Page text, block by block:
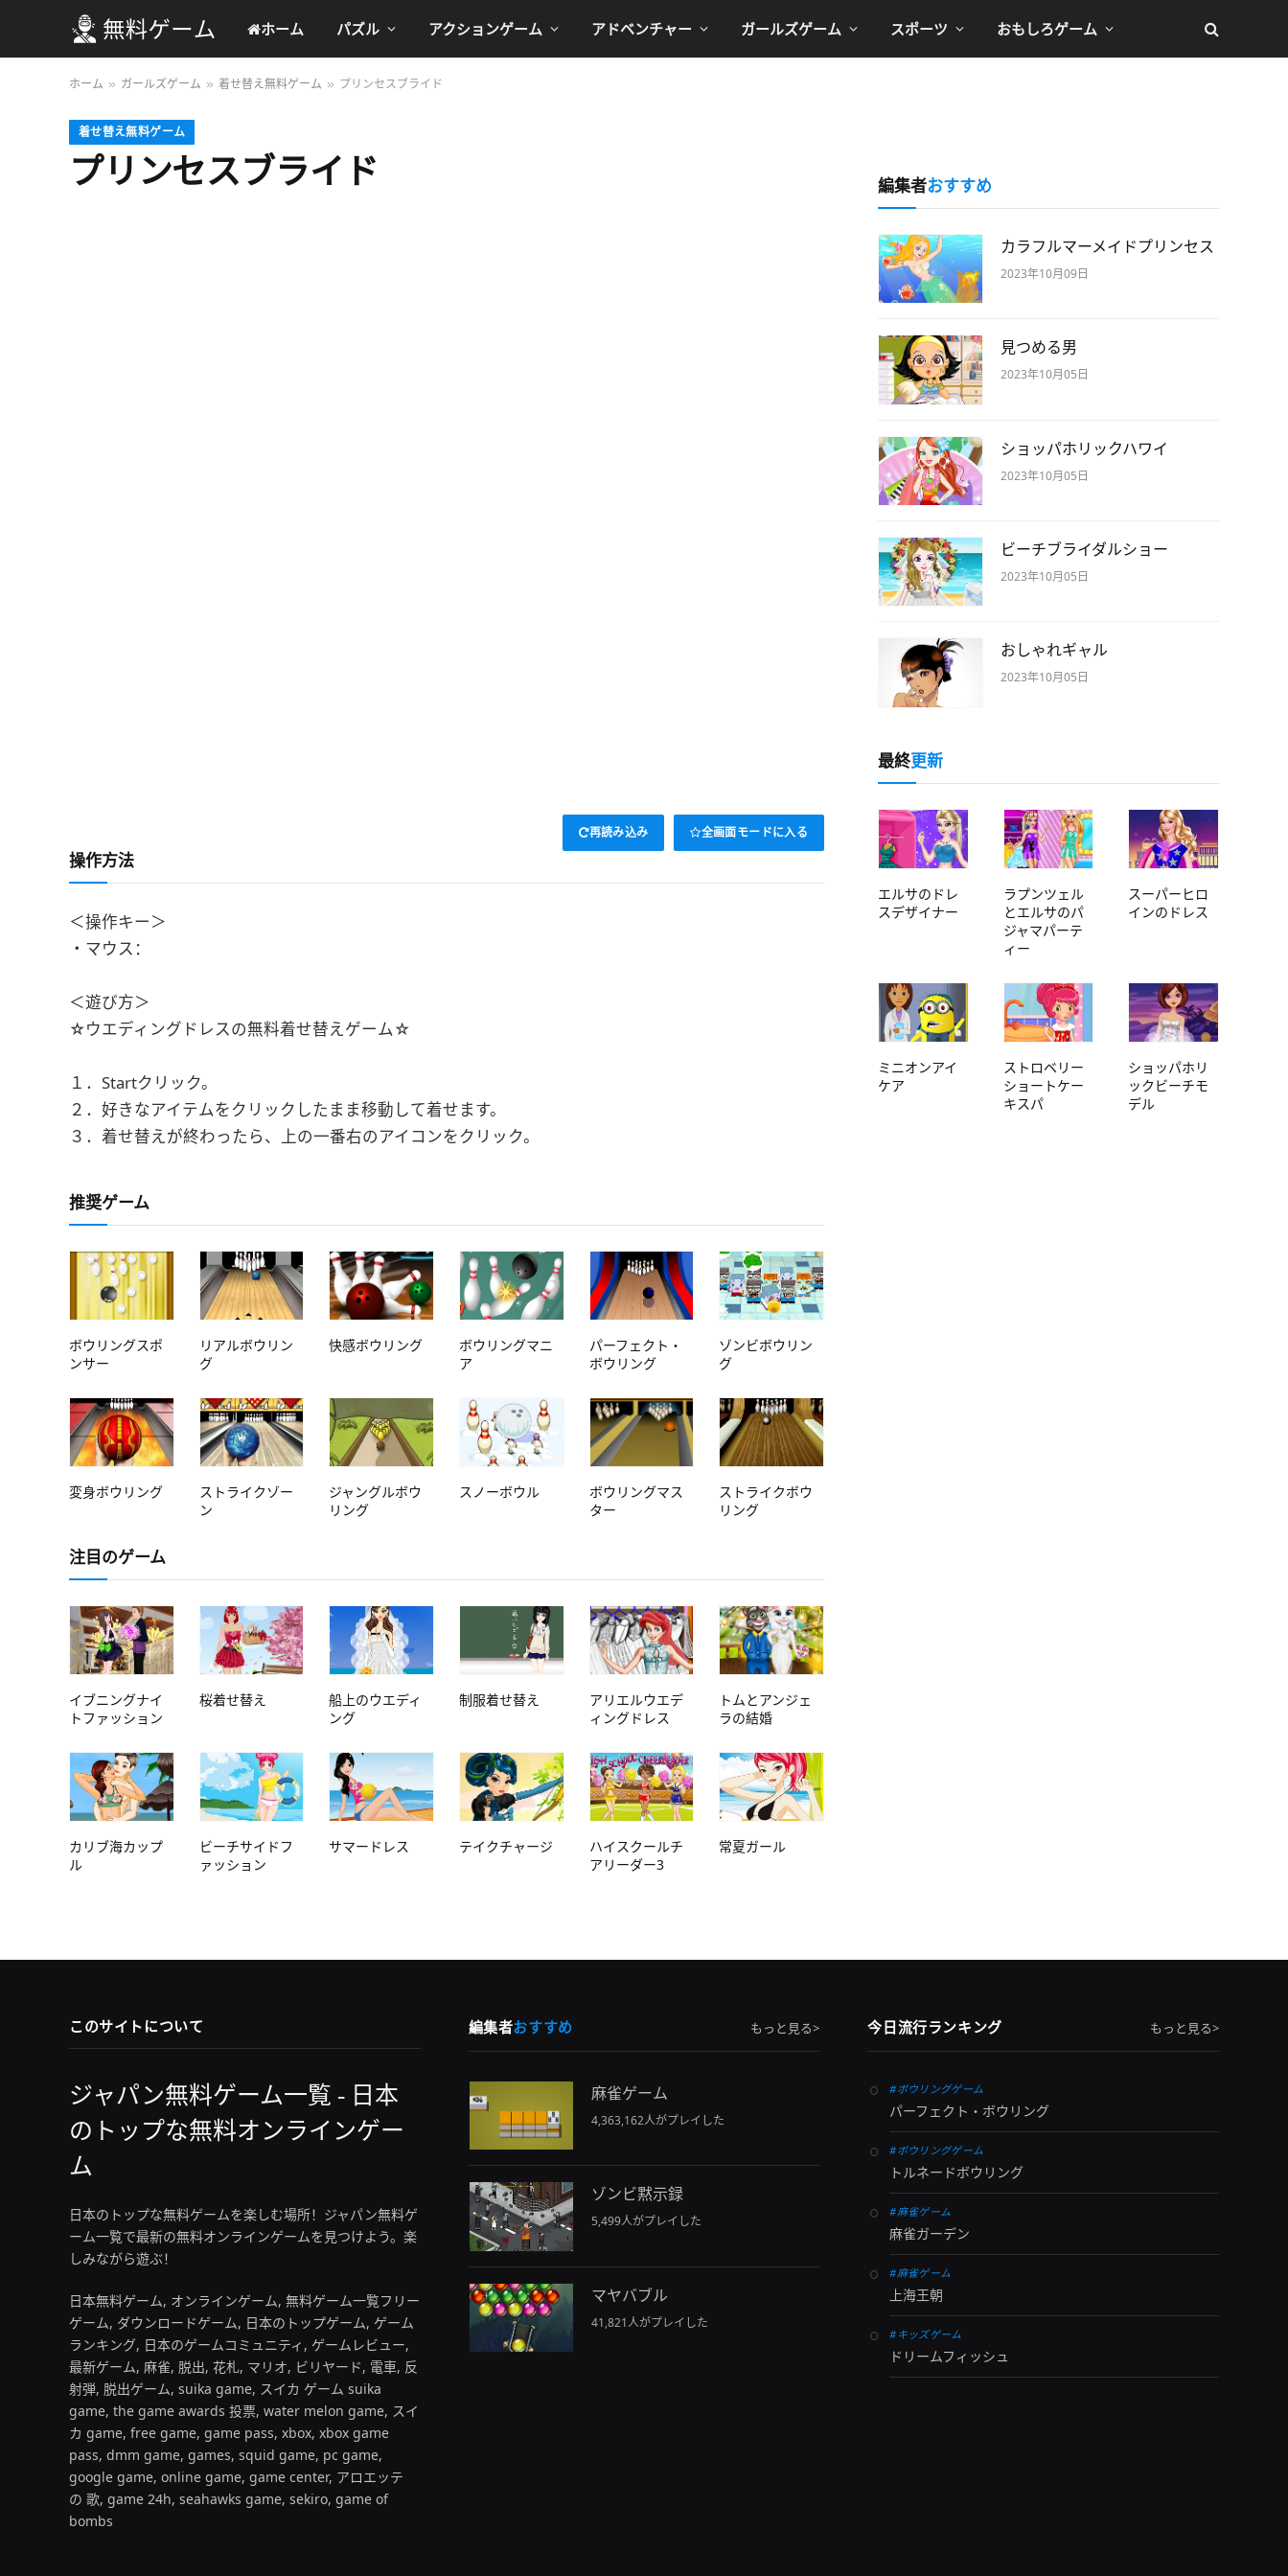
ホーム パズル アクションゲーム アドベンチャー ガールズゲーム スポーツ おもしろゲーム
ホーム » ガールズゲーム » 着せ替え無料ゲーム » プリンセスブライド
着せ替え無料ゲーム
プリンセスブライド
再読み込み 全画面モードに入る
操作方法
＜操作キー＞
・マウス：
＜遊び方＞
☆ウエディングドレスの無料着せ替えゲーム☆
１．Startクリック。
２．好きなアイテムをクリックしたまま移動して着せます。
３．着せ替えが終わったら、上の一番右のアイコンをクリック。
推奨ゲーム
ボウリングスポ
ンサー
リアルボウリン
グ
快感ボウリング
ボウリングマニ
ア
パーフェクト・
ボウリング
ゾンビボウリン
グ
変身ボウリング
ストライクゾー
ン
ジャングルボウ
リング
スノーボウル
ボウリングマス
ター
ストライクボウ
リング
注目のゲーム
イブニングナイ
トファッション
桜着せ替え
船上のウエディ
ング
制服着せ替え
アリエルウエデ
ィングドレス
トムとアンジェ
ラの結婚
カリブ海カップ
ル
ビーチサイドフ
ァッション
サマードレス テイクチャージ
ハイスクールチ
アリーダー3
常夏ガール
編集者おすすめ
カラフルマーメイドプリンセス
2023年10月09日
見つめる男
2023年10月05日
ショッパホリックハワイ
2023年10月05日
ビーチブライダルショー
2023年10月05日
おしゃれギャル
2023年10月05日
最終更新
エルサのドレ
スデザイナー
ラプンツェル
とエルサのパ
ジャマパーテ
ィー
スーパーヒロ
インのドレス
ミニオンアイ
ケア
ストロベリー
ショートケー
キスパ
ショッパホリ
ックビーチモ
デル
このサイトについて
ジャパン無料ゲーム一覧 - 日本
のトップな無料オンラインゲー
ム
日本のトップな無料ゲームを楽しむ場所！ジャパン無料ゲ
ーム一覧で最新の無料オンラインゲームを見つけよう。楽
しみながら遊ぶ！
日本無料ゲーム, オンラインゲーム, 無料ゲーム一覧フリー
ゲーム, ダウンロードゲーム, 日本のトップゲーム, ゲーム
ランキング, 日本のゲームコミュニティ, ゲームレビュー,
最新ゲーム, 麻雀, 脱出, 花札, マリオ, ビリヤード, 電車, 反
射弾, 脱出ゲーム, suika game, スイカ ゲーム suika
game, the game awards 投票, water melon game, スイ
カ game, free game, game pass, xbox, xbox game
pass, dmm game, games, squid game, pc game,
google game, online game, game center, アロエッテ
の 歌, game 24h, seahawks game, sekiro, game of
bombs
編集者おすすめ もっと見る>
麻雀ゲーム
4,363,162人がプレイした
ゾンビ黙示録
5,499人がプレイした
マヤバブル
41,821人がプレイした
今日流行ランキング もっと見る>
#ボウリングゲーム
パーフェクト・ボウリング
#ボウリングゲーム
トルネードボウリング
#麻雀ゲーム
麻雀ガーデン
#麻雀ゲーム
上海王朝
#キッズゲーム
ドリームフィッシュ